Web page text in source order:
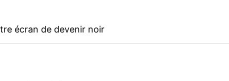
écran de devenir noir